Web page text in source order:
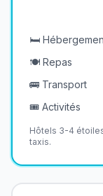
🛏️
🍽️ Repas
🚌 Transport
🎟️ Activités
Hôtels 3-4
taxis.